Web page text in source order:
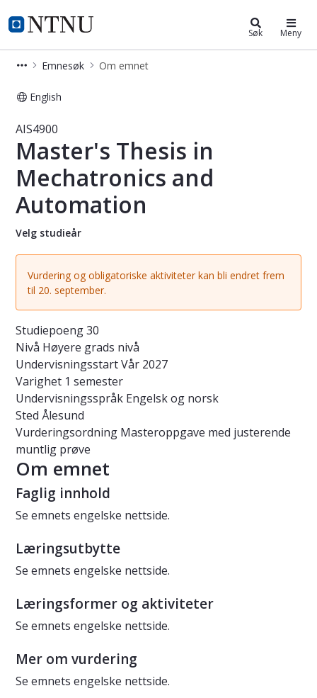
NTNU Hjemmeside
Studier Søk Meny
Emnesøk Om emnet
English
Emne - Master's Thesis in
AIS4900
Master's Thesis in
Mechatronics and
Automation
Velg studieår
Vurdering og obligatoriske aktiviteter kan bli endret frem
til 20. september.
Studiepoeng30
Nivå Høyere grads nivå
UndervisningsstartVår 2027
Varighet 1 semester
Undervisningsspråk Engelsk og norsk
Sted Ålesund
Vurderingsordning Masteroppgave med justerende
muntlig prøve
Om emnet
Faglig innhold
Se emnets engelske nettside.
Læringsutbytte
Se emnets engelske nettside.
Læringsformer og aktiviteter
Se emnets engelske nettside.
Mer om vurdering
Se emnets engelske nettside.